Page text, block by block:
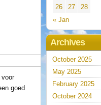
voor
goed
« Jan
26
27 28
Archives
October 2025
May 2025
February 2025
October 2024